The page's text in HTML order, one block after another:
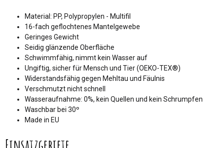
Material: PP, Polypropylen - Multifil
16-fach geflochtenes Mantelgewebe
Geringes Gewicht
Seidig glänzende Oberfläche
Schwimmfähig, nimmt kein Wasser auf
Ungiftig, sicher für Mensch und Tier (OEKO-TEX®)
Widerstandsfähig gegen Mehltau und Fäulnis
Verschmutzt nicht schnell
Wasseraufnahme: 0%, kein Quellen und kein Schrumpfen
Waschbar bei 30º
Made in EU